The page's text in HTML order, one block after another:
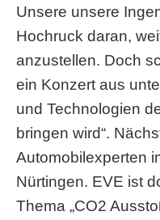
Unsere unsere
Hochruck daran,
anzustellen. Doch
ein Konzert aus
und Technologien
bringen wird“.
Automobilexperten
Nürtingen. EVE ist
Thema „CO2